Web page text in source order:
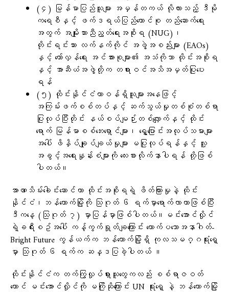
(၄) မြန်မာပြည်သူများ အမှန်တကယ် လိုလားသည့် ဒီမို
ကရေစီနှင့် ဖက်ဒရယ်ပြည်ထောင်စု တည်ဆောက်ရေး
အတွက် အမျိုးသားညီညွတ်ရေးအစိုးရ (NUG)၊
တိုင်းရင်းသား လက်နက်ကိုင် အဖွဲ့အစည်းများ (EAOs)
နှင့် တော်လှန်ရေး အင်အားစုများ၏ အသံကိုသာ ထိုင်းအစိုးရ
နှင့် အာဆီယံအဖွဲ့တို့က တရားဝင်အသိအမှတ်ပြုပေး
ရန်
(၅) ထိုင်းနိုင်ငံတာဝန်ရှိသူများအနေဖြင့်
အကြမ်းဖက်စစ်တပ်နှင့် ဆက်သွယ်မှုတစ်စုံတစ်ရာ
ပြုလုပ်ပြီးတိုင်း နယ်စပ်မျဉ်းတစ်လျှောက်နှင့် ထိုင်း
ရောက် မြန်မာစစ်ဘေးရှောင်များ၊ ရွှေ့ပြောင်းအလုပ်သမားများ
အပေါ် ဖိနှိပ်ချုပ်ချယ်မှုများ မပြုလုပ်ရန်နှင့် လူ့
အခွင့်အရေးနှုန်းစံများကို လေးစားလိုက်နာပါရန် တို့ဖြစ်
ပါတယ်။
အာဏာသိမ်း​ခေါင်း​​ဆောင်ဟာ ထိုင်းအစိုးရရဲ့ ဖိတ်ကြားမှုနဲ့ ထိုင်း
နိုင်ငံ၊ဘန်​ကောက်မြို့ကို သြဂုတ် ၆ ရက်မှာ​ရောက်လာတာဖြစ်ပြီး
ဒီက​နေ့ (သြဂုတ် ၇) မှာပြန်မှာဖြစ်ပါတယ်။မင်း​အောင်လှိုင်
ရဲ့ခရီးစဥ်အ​ပေါ် ကန့်ကွက်ရှုတ်ချ​ကြောင်း ​တောက်ပ​သောအနာဂါတ်-
Bright Future ကွန်ယက်က ဘန်​ကောက်မြို့ရှိ ကုလသမဂ္ဂရုံး​ရှေ့
မှာ သြဂုတ် ၆ ရက်က ဆန္ဒပြခဲ့ပါတယ် ။
ထိုင်းနိုင်ငံက တက်ကြွလှုပ်ရှားသူ​တွေကလည်း စစ်ရာဇဝတ်​
ကောင် မင်း​​အောင်လှိုင်ကို မကြိုဆို​ကြောင်း UN ရုံး​ရှေ့ နဲ့ ဘန်​ကောက်မြို့